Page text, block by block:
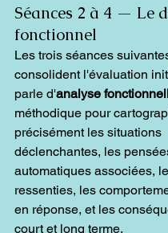
Séances 2 à 4 — Le
fonctionnel
Les trois séances
consolident l'évaluation
parle d'analyse
méthodique pour
précisément les situations
déclenchantes, les
automatiques associées,
ressenties, les
en réponse, et les
court et long terme.